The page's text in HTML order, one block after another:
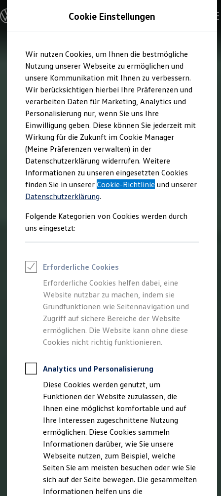
Hauptinhalt
springen
Footer
springen
Modelle & Konfigurator
Nutzfahrzeugkategorien entdecken
Modelle konfigurieren
Vorgängermodelle und Oldtimer
Vorgängermodelle
Oldtimer
Bulli Historie
Branchenlösungen & Gewerbekunden
Umbaulösungen und Hersteller finden
Auf- und Umbauten entdecken & konfigurieren
Groß- und Sonderkunden
Großkunden
Kommunen & Behörden
Journalisten
Sportvereine
Branchenlösungen
Bau & Handwerk
Gewerbliche Personenbeförderung
Service & mobile Werkstätten
Kurier, Logistik & Handel
Feuerwehr
Rettungsdienste
ONE Business ID Vorteile
Fahrzeugsuche & Marktplatz
Digitaler Marktplatz
Kauf & Finanzierung
Online-Fahrzeugbewertung
Aktionen & Angebote
E-Auto-Förderung
Für Privatkunden
Für Gewerbekunden
Profi Paket
TopDeal
Zertifizierte Gebrauchtwagen
Für Privatkunden
Für Gewerbekunden
Leasing
Für Privatkunden
Für Gewerbekunden
Versicherungen & Garantien
Garantien
Kfz-Versicherung für Nutzfahrzeuge
Restschuldversicherung
Wartungsverträge
Besitzer & Service
Reparatur & Service
Sommer-Special
Cookie Einstellungen
Wir nutzen Cookies, um Ihnen die bestmögliche
Nutzung unserer Webseite zu ermöglichen und
unsere Kommunikation mit Ihnen zu verbessern.
Wir berücksichtigen hierbei Ihre Präferenzen und
verarbeiten Daten für Marketing, Analytics und
Personalisierung nur, wenn Sie uns Ihre
Einwilligung geben. Diese können Sie jederzeit mit
Wirkung für die Zukunft im Cookie Manager
(Meine Präferenzen verwalten) in der
Datenschutzerklärung widerrufen. Weitere
Informationen zu unseren eingesetzten Cookies
finden Sie in unsererCookie-Richtlinie und unserer
Datenschutzerklärung.
Folgende Kategorien von Cookies werden durch
uns eingesetzt:
Erforderliche Cookies
Erforderliche Cookies helfen dabei, eine
Website nutzbar zu machen, indem sie
Grundfunktionen wie Seitennavigation und
Zugriff auf sichere Bereiche der Website
ermöglichen. Die Website kann ohne diese
Cookies nicht richtig funktionieren.
Analytics und Personalisierung
Diese Cookies werden genutzt, um
Funktionen der Website zuzulassen, die
Ihnen eine möglichst komfortable und auf
Ihre Interessen zugeschnittene Nutzung
ermöglichen. Diese Cookies sammeln
Informationen darüber, wie Sie unsere
Webseite nutzen, zum Beispiel, welche
Seiten Sie am meisten besuchen oder wie Sie
sich auf der Seite bewegen. Die gesammelten
Informationen helfen uns die